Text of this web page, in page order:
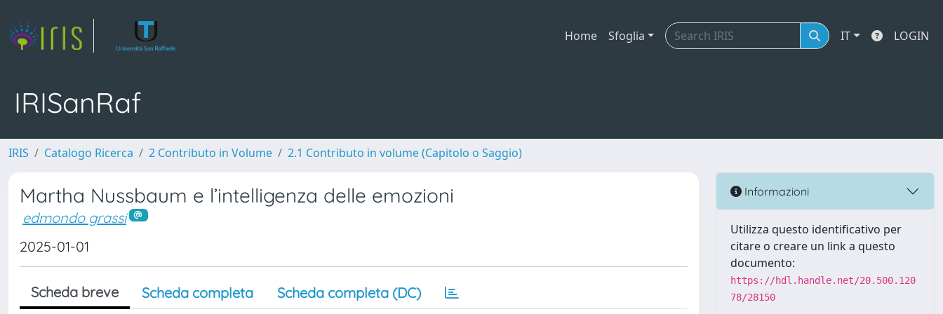
Home Sfoglia IT LOGIN
IRISanRaf
IRIS Catalogo Ricerca 2 Contributo in Volume 2.1 Contributo in volume (Capitolo o Saggio)
Martha Nussbaum e l’intelligenza delle emozioni
edmondo grassi
2025-01-01
Scheda breve Scheda completa Scheda completa (DC)
Informazioni
Utilizza questo identificativo per
citare o creare un link a questo
documento:
https://hdl.handle.net/20.500.120
78/28150